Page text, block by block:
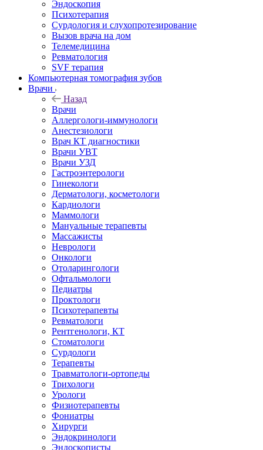
Эндоскопия
Психотерапия
Сурдология и слухопротезирование
Вызов врача на дом
Телемедицина
Ревматология
SVF терапия
Компьютерная томография зубов
Врачи
Назад
Врачи
Аллергологи-иммунологи
Анестезиологи
Врач КТ диагностики
Врачи УВТ
Врачи УЗД
Гастроэнтерологи
Гинекологи
Дерматологи, косметологи
Кардиологи
Маммологи
Мануальные терапевты
Массажисты
Неврологи
Онкологи
Отоларингологи
Офтальмологи
Педиатры
Проктологи
Психотерапевты
Ревматологи
Рентгенологи, КТ
Стоматологи
Сурдологи
Терапевты
Травматологи-ортопеды
Трихологи
Урологи
Физиотерапевты
Фониатры
Хирурги
Эндокринологи
Эндоскописты